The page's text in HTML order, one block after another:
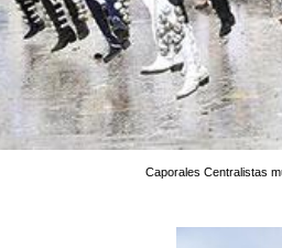
Caporales Centralistas